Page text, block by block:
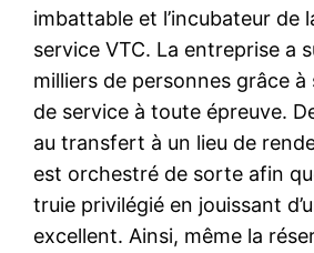
imbattable et l’incubateur de
service VTC. La entreprise a
milliers de personnes grâce à
de service à toute épreuve.
au transfert à un lieu de
est orchestré de sorte afin
truie privilégié en jouissant
excellent. Ainsi, même la